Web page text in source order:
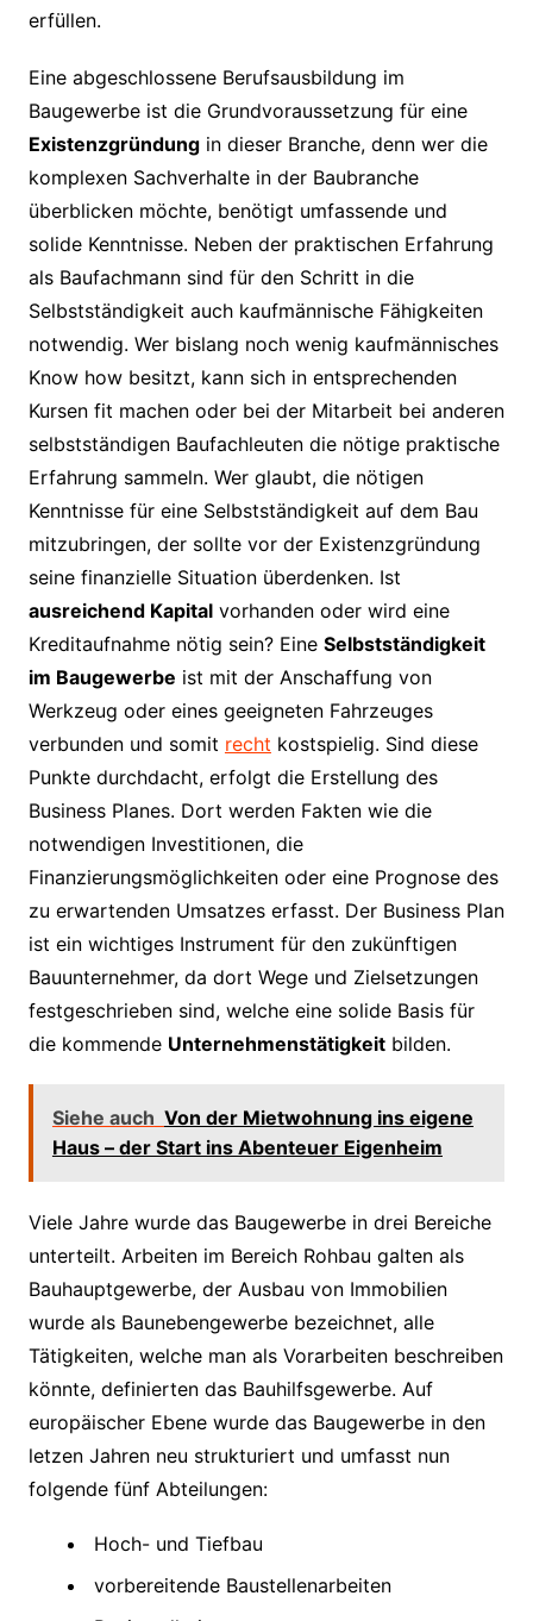
erfüllen.
Eine abgeschlossene Berufsausbildung im
Baugewerbe ist die Grundvoraussetzung für eine
Existenzgründungin dieser Branche, denn wer die
komplexen Sachverhalte in der Baubranche
überblicken möchte, benötigt umfassende und
solide Kenntnisse. Neben der praktischen Erfahrung
als Baufachmann sind für den Schritt in die
Selbstständigkeit auch kaufmännische Fähigkeiten
notwendig. Wer bislang noch wenig kaufmännisches
Know how besitzt, kann sich in entsprechenden
Kursen fit machen oder bei der Mitarbeit bei anderen
selbstständigen Baufachleuten die nötige praktische
Erfahrung sammeln. Wer glaubt, die nötigen
Kenntnisse für eine Selbstständigkeit auf dem Bau
mitzubringen, der sollte vor der Existenzgründung
seine finanzielle Situation überdenken. Ist
ausreichend Kapitalvorhanden oder wird eine
Kreditaufnahme nötig sein? Eine Selbstständigkeit
im Baugewerbe ist mit der Anschaffung von
Werkzeug oder eines geeigneten Fahrzeuges
verbunden und somit recht kostspielig­. Sind diese
Punkte durchdacht, erfolgt die Erstellung des
Business Planes. Dort werden Fakten wie die
notwendigen Investitionen, die
Finanzierungsmöglichkeiten oder eine Prognose des
zu erwartenden Umsatzes erfasst. Der Business Plan
ist ein wichtiges Instrument für den zukünftigen
Bauunternehmer, da dort Wege und Zielsetzungen
festgeschrieben sind, welche eine solide Basis für
die kommende Unternehmenstätigkeitbilden.
Siehe auch Von der Mietwohnung ins eigene
Haus – der Start ins Abenteuer Eigenheim
Viele Jahre wurde das Baugewerbe in drei Bereiche
unterteilt. Arbeiten im Bereich Rohbau galten als
Bauhauptgewerbe, der Ausbau von Immobilien
wurde als Baunebengewerbe bezeichnet, alle
Tätigkeiten, welche man als Vorarbeiten beschreiben
könnte, definierten das Bauhilfsgewerbe. Auf
europäischer Ebene wurde das Baugewerbe in den
letzen Jahren neu strukturiert und umfasst nun
folgende fünf Abteilungen:
Hoch- und Tiefbau
vorbereitende Baustellenarbeiten